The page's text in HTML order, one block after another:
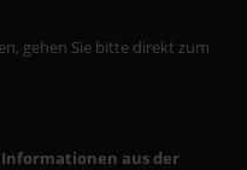
gehen Sie bitte direkt zum
Informationen aus der